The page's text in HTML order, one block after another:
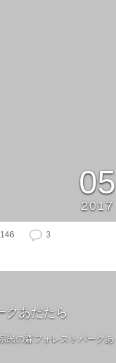
05
2017
146 3
クあだたら
民の森フォレストパークあ